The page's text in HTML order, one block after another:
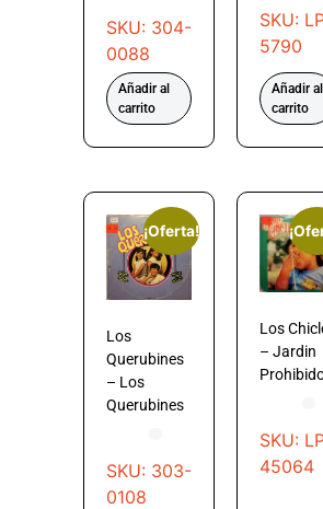
SKU: 304-
0088
Añadir al
carrito
SKU:
5790
Añadir al
carrito
¡Oferta!
Los
Querubines
– Los
Querubines
SKU: 303-
0108
Los
– Jardin
SKU:
45064